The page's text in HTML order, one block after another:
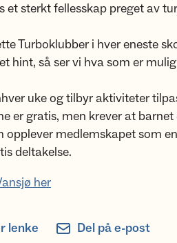
et sterkt fellesskap preget av
Turboklubber i hver eneste
hint, så ser vi hva som er
uke og tilbyr aktiviteter
er gratis, men krever at barnet
opplever medlemskapet som
deltakelse.
her
lenke Del på e-post